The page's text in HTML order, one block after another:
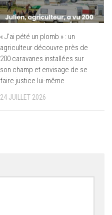
« J’ai pété un plomb » : un
agriculteur découvre près de
200 caravanes installées sur
son champ et envisage de se
faire justice lui-même
24 JUILLET 2026